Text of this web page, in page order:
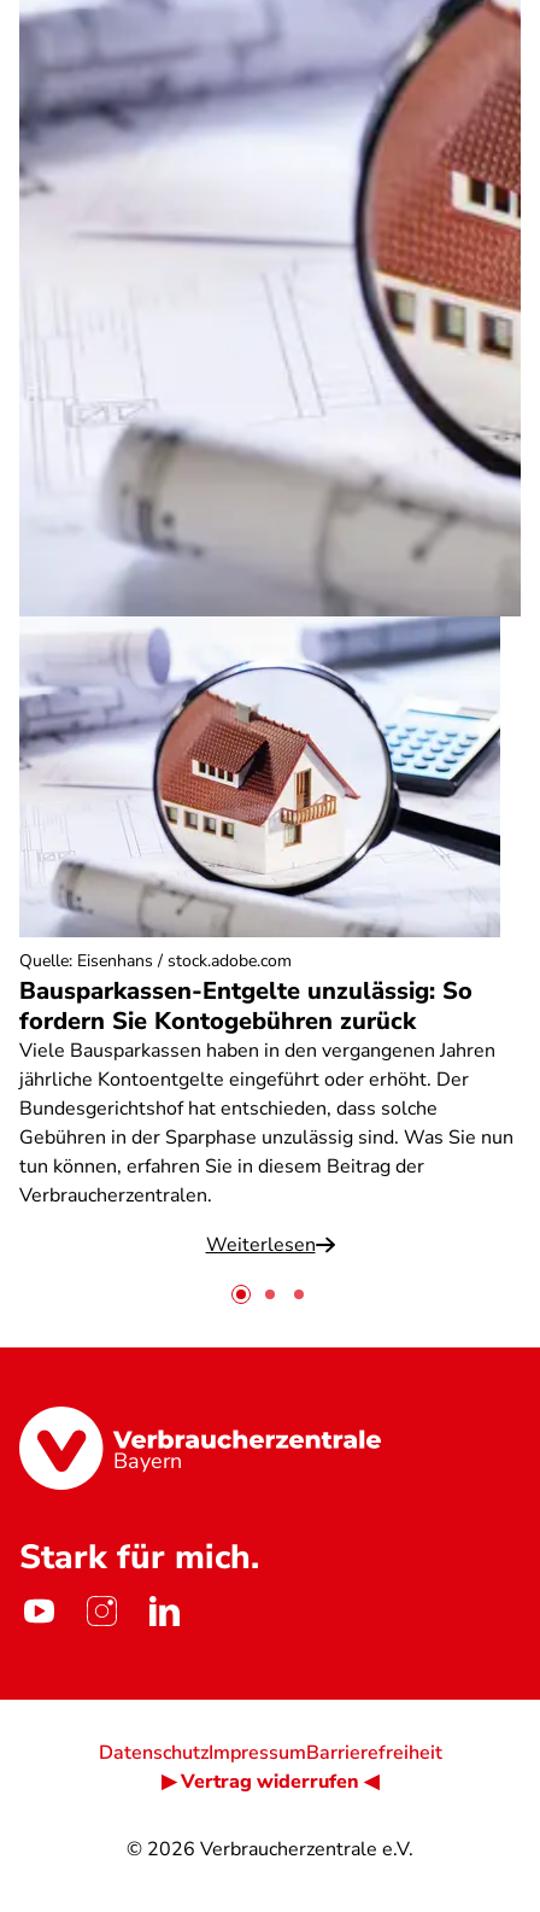
Bausparkassen-Entgelte unzulässig: So
fordern Sie Kontogebühren zurück
Viele Bausparkassen haben in den vergangenen Jahren
jährliche Kontoentgelte eingeführt oder erhöht. Der
Bundesgerichtshof hat entschieden, dass solche
Gebühren in der Sparphase unzulässig sind. Was Sie nun
tun können, erfahren Sie in diesem Beitrag der
Verbraucherzentralen.
Weiterlesen
Quelle: Eisenhans / stock.adobe.com
Bayern
Stark für mich.
© 2026 Verbraucherzentrale e.V.
DatenschutzImpressumBarrierefreiheit
▶ Vertrag widerrufen ◀